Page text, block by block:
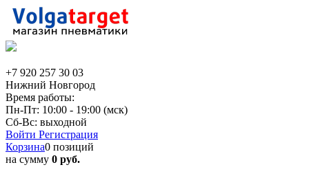
+7 920 257 30 03
Нижний Новгород
Время работы:
Пн-Пт: 10:00 - 19:00 (мск)
Сб-Вс: выходной
Войти Регистрация
Корзина0 позиций
на сумму 0 руб.